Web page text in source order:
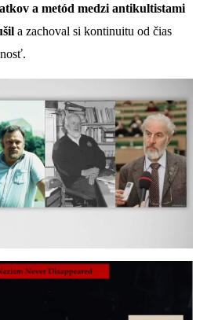
a metód medzi antikultistami
a zachoval si kontinuitu od čias